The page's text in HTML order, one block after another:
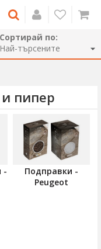
Сортирай по:
пипер
-
Подправки -
Peugeot